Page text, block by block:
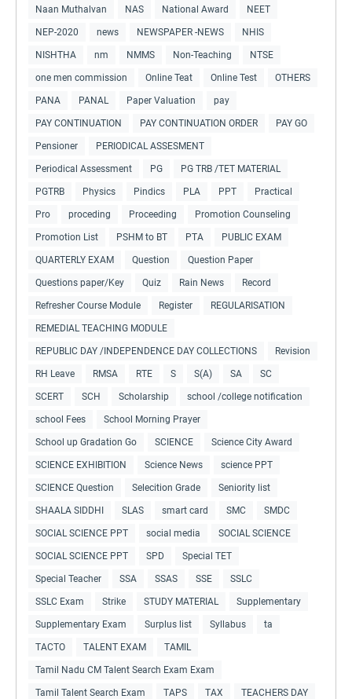
Naan Muthalvan NAS National Award NEET
NEP-2020 news NEWSPAPER -NEWS NHIS
NISHTHA nm NMMS Non-Teaching NTSE
one men commission Online Teat Online Test OTHERS
PANA PANAL Paper Valuation pay
PAY CONTINUATION PAY CONTINUATION ORDER PAY GO
Pensioner PERIODICAL ASSESMENT
Periodical Assessment PG PG TRB /TET MATERIAL
PGTRB Physics Pindics PLA PPT Practical
Pro proceding Proceeding Promotion Counseling
Promotion List PSHM to BT PTA PUBLIC EXAM
QUARTERLY EXAM Question Question Paper
Questions paper/Key Quiz Rain News Record
Refresher Course Module Register REGULARISATION
REMEDIAL TEACHING MODULE
REPUBLIC DAY /INDEPENDENCE DAY COLLECTIONS Revision
RH Leave RMSA RTE S S(A) SA SC
SCERT SCH Scholarship school /college notification
school Fees School Morning Prayer
School up Gradation Go SCIENCE Science City Award
SCIENCE EXHIBITION Science News science PPT
SCIENCE Question Selecition Grade Seniority list
SHAALA SIDDHI SLAS smart card SMC SMDC
SOCIAL SCIENCE PPT social media SOCIAL SCIENCE
SOCIAL SCIENCE PPT SPD Special TET
Special Teacher SSA SSAS SSE SSLC
SSLC Exam Strike STUDY MATERIAL Supplementary
Supplementary Exam Surplus list Syllabus ta
TACTO TALENT EXAM TAMIL
Tamil Nadu CM Talent Search Exam Exam
Tamil Talent Search Exam TAPS TAX TEACHERS DAY